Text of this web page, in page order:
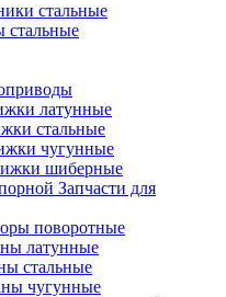
стальные
стальные
латунные
стальные
чугунные
шиберные
Запчасти для
поворотные
латунные
стальные
чугунные